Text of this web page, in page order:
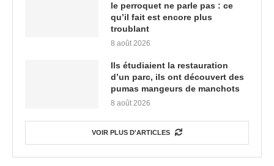
le perroquet ne parle pas : ce
qu’il fait est encore plus
troublant
8 août 2026
Ils étudiaient la restauration
d’un parc, ils ont découvert des
pumas mangeurs de manchots
8 août 2026
VOIR PLUS D'ARTICLES